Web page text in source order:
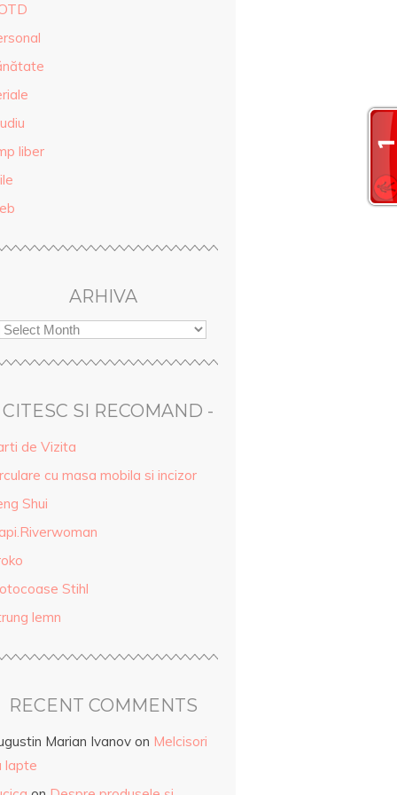
liber
ARHIVA
CITESC SI RECOMAND -
de Vizita
cu masa mobila si incizor
Shui
Stihl
lemn
RECENT COMMENTS
Marian Ivanov on Melcisori
lapte